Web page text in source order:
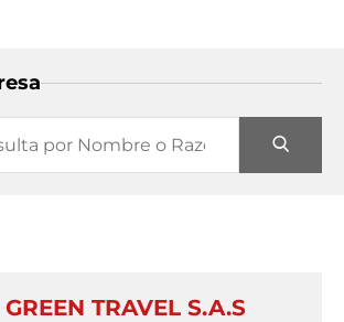
GREEN TRAVEL S.A.S